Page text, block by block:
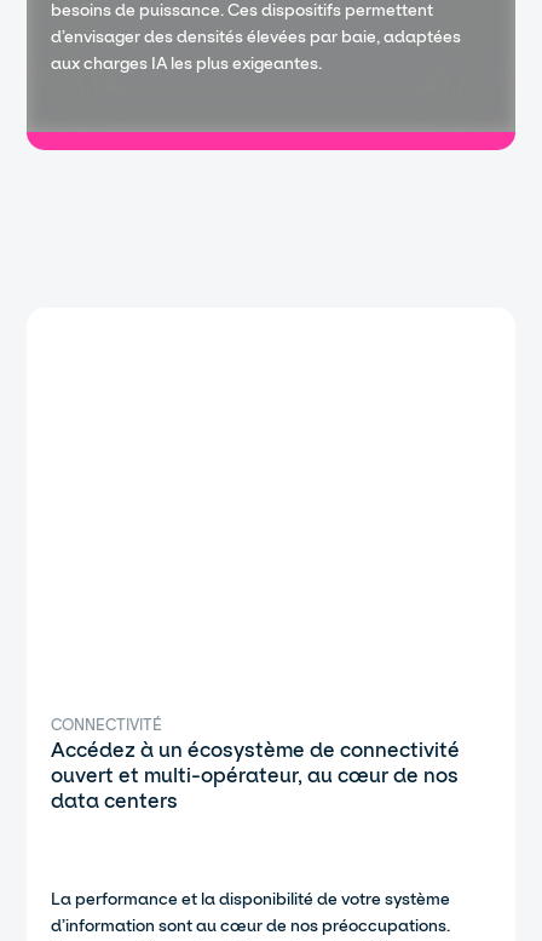
besoins de puissance. Ces dispositifs permettent
d’envisager des densités élevées par baie, adaptées
aux charges IA les plus exigeantes.
CONNECTIVITÉ
Accédez à un écosystème de connectivité
ouvert et multi-opérateur, au cœur de nos
data centers
La performance et la disponibilité de votre système
d’information sont au cœur de nos préoccupations.